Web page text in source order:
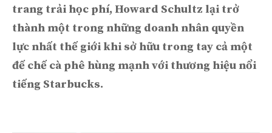
trang trải học phí, Howard Schultz lại trở
thành một trong những doanh nhân quyền
lực nhất thế giới khi sở hữu trong tay cả một
đế chế cà phê hùng mạnh với thương hiệu nổi
tiếng Starbucks.